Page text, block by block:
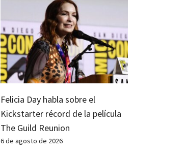
Felicia Day habla sobre el
Kickstarter récord de la película
The Guild Reunion
6 de agosto de 2026